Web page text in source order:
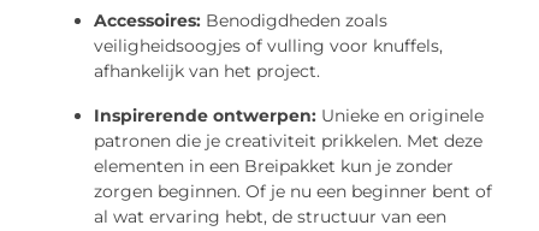
Accessoires: Benodigdheden zoals
veiligheidsoogjes of vulling voor knuffels,
afhankelijk van het project.
Inspirerende ontwerpen: Unieke en originele
patronen die je creativiteit prikkelen. Met deze
elementen in een Breipakket kun je zonder
zorgen beginnen. Of je nu een beginner bent of
al wat ervaring hebt, de structuur van een